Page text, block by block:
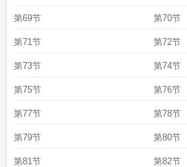
第69节 第70节
第71节 第72节
第73节 第74节
第75节 第76节
第77节 第78节
第79节 第80节
第81节 第82节